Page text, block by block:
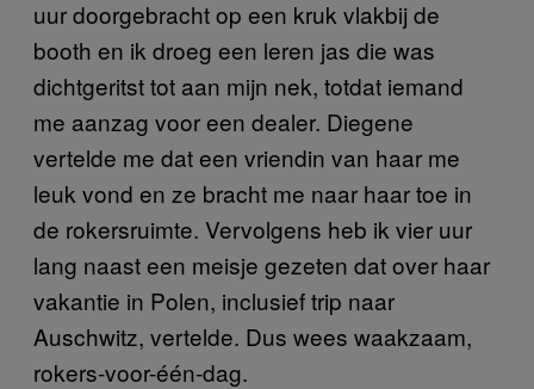
uur doorgebracht op een kruk vlakbij de
booth en ik droeg een leren jas die was
dichtgeritst tot aan mijn nek, totdat iemand
me aanzag voor een dealer. Diegene
vertelde me dat een vriendin van haar me
leuk vond en ze bracht me naar haar toe in
de rokersruimte. Vervolgens heb ik vier uur
lang naast een meisje gezeten dat over haar
vakantie in Polen, inclusief trip naar
Auschwitz, vertelde. Dus wees waakzaam,
rokers-voor-één-dag.